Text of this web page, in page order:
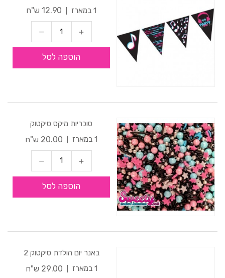
1 במארז
12.90 ש"ח
הוספה לסל
סוכריות מיקס טיקטוק
1 במארז
20.00 ש"ח
הוספה לסל
באנר יום הולדת טיקטוק 2
1 במארז
29.00 ש"ח